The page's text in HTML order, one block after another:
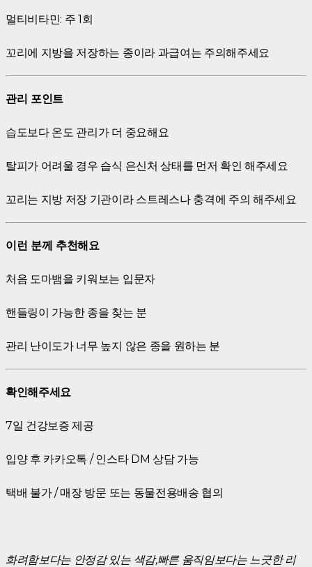
멀티비타민: 주 1회
꼬리에 지방을 저장하는 종이라 과급여는 주의해주세요
관리 포인트
습도보다 온도 관리가 더 중요해요
탈피가 어려울 경우 습식 은신처 상태를 먼저 확인 해주세요
꼬리는 지방 저장 기관이라 스트레스나 충격에 주의 해주세요
이런 분께 추천해요
처음 도마뱀을 키워보는 입문자
핸들링이 가능한 종을 찾는 분
관리 난이도가 너무 높지 않은 종을 원하는 분
확인해주세요
7일 건강보증 제공
입양 후 카카오톡 / 인스타 DM 상담 가능
택배 불가 / 매장 방문 또는 동물전용배송 협의
화려함보다는 안정감 있는 색감,빠른 움직임보다는 느긋한 리